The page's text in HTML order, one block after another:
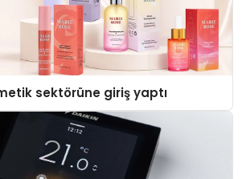
sektörüne giriş yaptı